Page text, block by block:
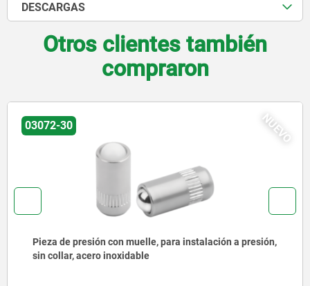
DESCARGAS
Otros clientes también
compraron
03072-20
Pieza de presión con resorte, para montaje a presión,
sin collar, acero